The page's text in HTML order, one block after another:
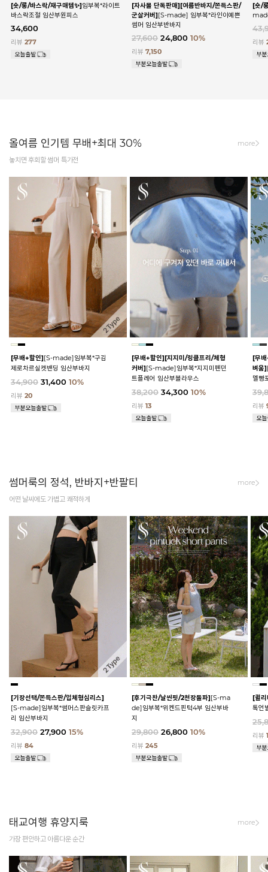
[숏/롱/바스락/재구매템✨]임부복*라이트
바스락조절 임산부원피스
34,600
리뷰 277
[자사몰 단독판매][여름반바지/쫀득스판/
군살커버][S-made] 임부복*라인이예쁜
썸머 임산부반바지
27,600 24,800 10%
리뷰7,150
[숏/
리뷰
올여름 인기템 무배+최대 30%
놓치면 후회할 썸머 특가전
more
[무배+할인][S-made]임부복*구김
제로차르실켓밴딩 임산부바지
34,900 31,400 10%
리뷰 20
[무배+할인][지지미/링클프리/체형
커버][S-made]임부복*지지미펜던
트플레어 임산부블라우스
38,200 34,300 10%
리뷰13
[무
벼움]
멜빵
리뷰
썸머룩의 정석, 반바지+반팔티
어떤 날씨에도 가볍고 쾌적하게
more
[기장선택/쫀득스판/입체형심리스]
[S-made]임부복*썸머스판슬릿카프
리 임산부바지
32,900 27,900 15%
리뷰 84
[후기극찬/날씬핏/2천장돌파][S-ma
de]임부복*위켄드핀턱4부 임산부바
지
29,800 26,800 10%
리뷰245
[퀼
톡언
리뷰
태교여행 휴양지룩
가장 편안하고 아름다운 순간
more